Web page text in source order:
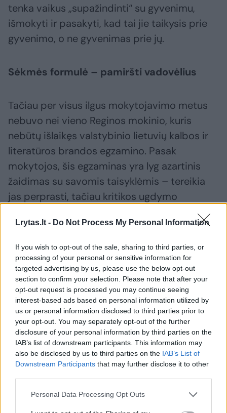
Lrytas.lt - Do Not Process My Personal Information
If you wish to opt-out of the sale, sharing to third parties, or
processing of your personal or sensitive information for
targeted advertising by us, please use the below opt-out
section to confirm your selection. Please note that after your
opt-out request is processed you may continue seeing
interest-based ads based on personal information utilized by
us or personal information disclosed to third parties prior to
your opt-out. You may separately opt-out of the further
disclosure of your personal information by third parties on the
IAB’s list of downstream participants. This information may
also be disclosed by us to third parties on the IAB’s List of
Downstream Participants that may further disclose it to other
Personal Data Processing Opt Outs
tenka vaikus „supažindinti“ su gyvenimu,
išmokyti ir pasakyti, kad tai jie taikysis prie
gyvenimo, o ne gyvenimas prie jų.
Sėkmės formulė – pamiršti vadovėlius
Tačiau per visus ilgus mokytojavimo metus
nebuvo nei vieno Reginos mokinio, kuris
nebūtų išlaikęs valstybinio lietuvių kalbos ir
literatūros brandos egzamino. Pasak
mokytojos, šis egzaminas yra lyg azartinis
žaidimas su savomis taisyklėmis – tereikia
jas perprasti, tačiau kritikos ugdymo
Daugiau nuotraukų (7)
Regina Dilienė su savo „šimtukininkėmis“.